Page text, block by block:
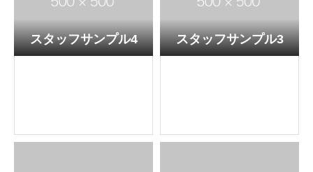
スタッフサンプル4 スタッフサンプル3